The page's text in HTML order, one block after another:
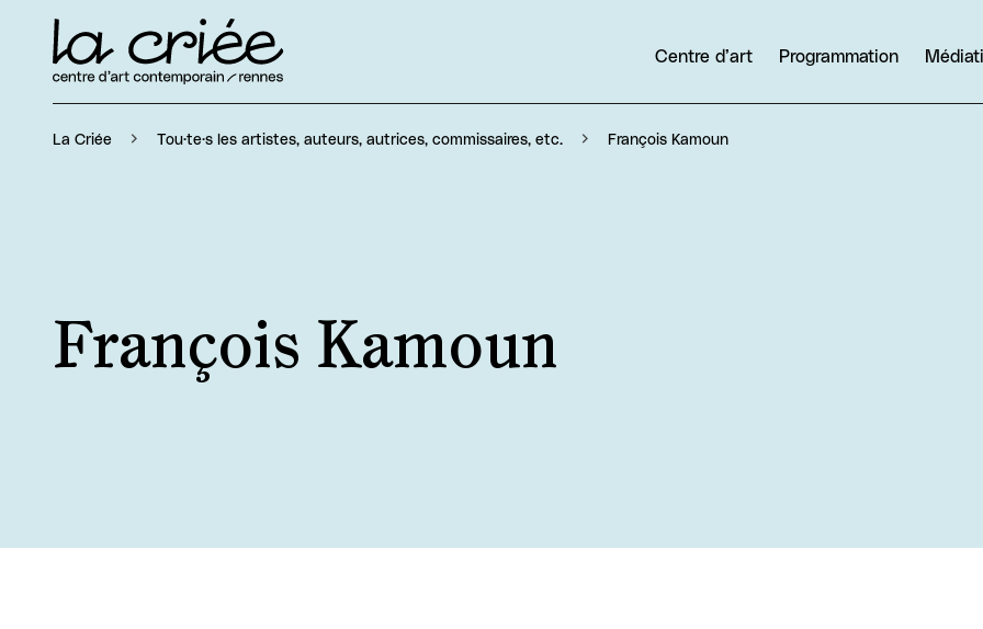
Centre d’art Programmation
La Criée Tou·te·s les artistes, auteurs, autrices, commissaires, etc. François Kamoun
François Kamoun